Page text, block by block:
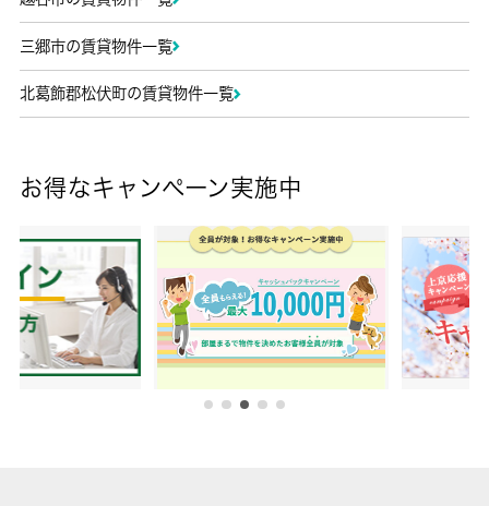
三郷市の賃貸物件一覧
北葛飾郡松伏町の賃貸物件一覧
お得なキャンペーン実施中